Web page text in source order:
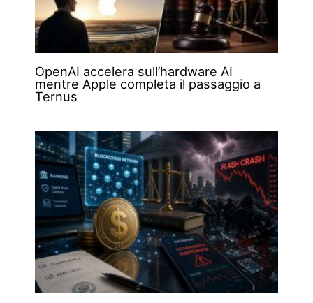
OpenAI accelera sull’hardware AI
mentre Apple completa il passaggio a
Ternus